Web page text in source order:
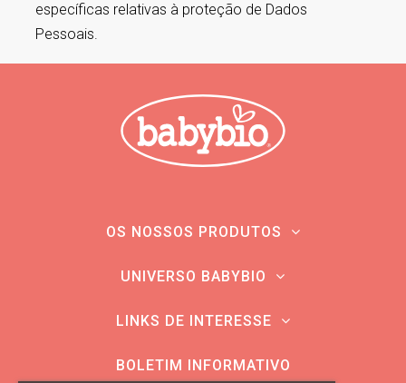
específicas relativas à proteção de Dados
Pessoais.
BOLETIM INFORMATIVO
OS NOSSOS PRODUTOS
UNIVERSO BABYBIO
LINKS DE INTERESSE